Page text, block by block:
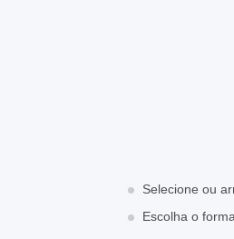
Selecione ou
Escolha o